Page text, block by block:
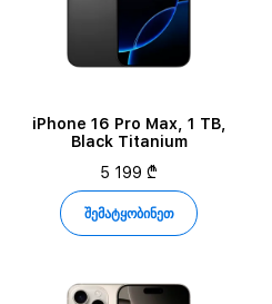
iPhone 16 Pro Max, 1 TB,
Black Titanium
5 199 ₾
შემატყობინეთ